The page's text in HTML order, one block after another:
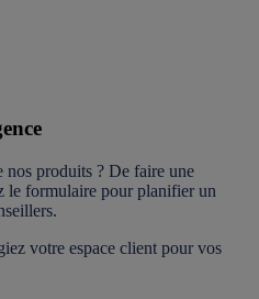
produits ? De faire une
le formulaire pour planifier un
votre espace client pour vos